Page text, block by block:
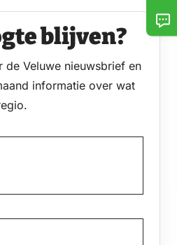
blijven?
de Veluwe nieuwsbrief en
informatie over wat